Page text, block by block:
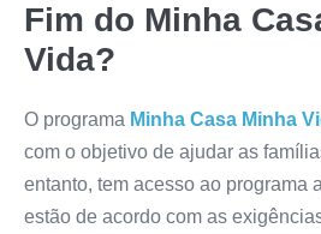
Fim do Minha
Vida?
O programa Minha Casa Minha
com o objetivo de ajudar as
entanto, tem acesso ao programa
estão de acordo com as